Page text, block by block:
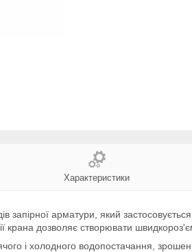
Характеристики
запірної арматури, який
крана дозволяє створювати
і холодного водопостачання,